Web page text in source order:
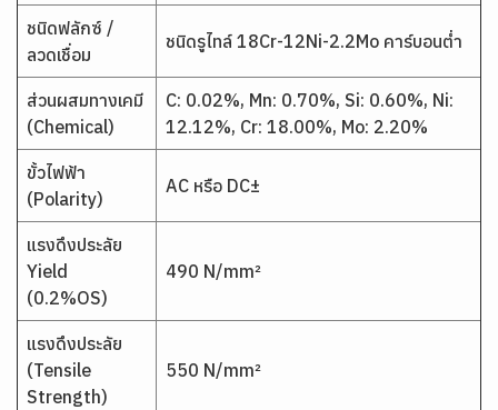
ชนิดฟลักซ์ /
ลวดเชื่อม
ชนิดรูไทล์ 18Cr-12Ni-2.2Mo คาร์บอนต่ำ
ส่วนผสมทางเคมี
(Chemical)
C: 0.02%, Mn: 0.70%, Si: 0.60%, Ni:
12.12%, Cr: 18.00%, Mo: 2.20%
ขั้วไฟฟ้า
(Polarity)
AC หรือ DC±
แรงดึงประลัย
Yield
(0.2%OS)
490 N/mm²
แรงดึงประลัย
(Tensile
Strength)
550 N/mm²